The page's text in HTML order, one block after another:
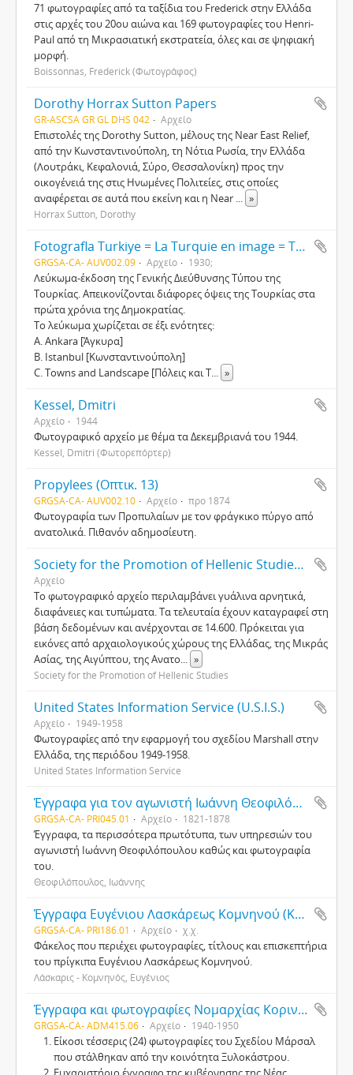
71 φωτογραφίες από τα ταξίδια του Frederick στην Ελλάδα
στις αρχές του 20ου αιώνα και 169 φωτογραφίες του Henri-
Paul από τη Μικρασιατική εκστρατεία, όλες και σε ψηφιακή
μορφή.
Boissonnas, Frederick (Φωτογράφος)
Dorothy Horrax Sutton Papers
GR-ASCSA GR GL DHS 042 Αρχείο
Επιστολές της Dorothy Sutton, μέλους της Near East Relief,
από την Κωνσταντινούπολη, τη Νότια Ρωσία, την Ελλάδα
(Λουτράκι, Κεφαλονιά, Σύρο, Θεσσαλονίκη) προς την
οικογένειά της στις Ηνωμένες Πολιτείες, στις οποίες
αναφέρεται σε αυτά που εκείνη και η Near ... »
Horrax Sutton, Dorothy
Fotografla Turkiye = La Turquie en image = Turkey in pictures = Die Turkei im Bild (Οπτικ. 12)
GRGSA-CA- AUV002.09 Αρχείο 1930;
Λεύκωμα-έκδοση της Γενικής Διεύθυνσης Τύπου της
Τουρκίας. Απεικονίζονται διάφορες όψεις της Τουρκίας στα
πρώτα χρόνια της Δημοκρατίας.
Το λεύκωμα χωρίζεται σε έξι ενότητες:
Α. Ankara [Άγκυρα]
B. Istanbul [Κωνσταντινούπολη]
C. Towns and Landscape [Πόλεις και Τ... »
Kessel, Dmitri
Αρχείο 1944
Φωτογραφικό αρχείο με θέμα τα Δεκεμβριανά του 1944.
Kessel, Dmitri (Φωτορεπόρτερ)
Propylees (Οπτικ. 13)
GRGSA-CA- AUV002.10 Αρχείο προ 1874
Φωτογραφία των Προπυλαίων με τον φράγκικο πύργο από
ανατολικά. Πιθανόν αδημοσίευτη.
Society for the Promotion of Hellenic Studies (Hellenic Society)
Αρχείο
Το φωτογραφικό αρχείο περιλαμβάνει γυάλινα αρνητικά,
διαφάνειες και τυπώματα. Τα τελευταία έχουν καταγραφεί στη
βάση δεδομένων και ανέρχονται σε 14.600. Πρόκειται για
εικόνες από αρχαιολογικούς χώρους της Ελλάδας, της Μικράς
Ασίας, της Αιγύπτου, της Ανατο... »
Society for the Promotion of Hellenic Studies
United States Information Service (U.S.I.S.)
Αρχείο 1949-1958
Φωτογραφίες από την εφαρμογή του σχεδίου Marshall στην
Ελλάδα, της περιόδου 1949-1958.
United States Information Service
Έγγραφα για τον αγωνιστή Ιωάννη Θεοφιλόπουλο (Κ8η)
GRGSA-CA- PRI045.01 Αρχείο 1821-1878
Έγγραφα, τα περισσότερα πρωτότυπα, των υπηρεσιών του
αγωνιστή Ιωάννη Θεοφιλόπουλου καθώς και φωτογραφία
του.
Θεοφιλόπουλος, Ιωάννης
Έγγραφα Ευγένιου Λασκάρεως Κομνηνού (Κ54δ)
GRGSA-CA- PRI186.01 Αρχείο χ.χ.
Φάκελος που περιέχει φωτογραφίες, τίτλους και επισκεπτήρια
του πρίγκιπα Ευγένιου Λασκάρεως Κομνηνού.
Λάσκαρις - Κομνηνός, Ευγένιος
Έγγραφα και φωτογραφίες Νομαρχίας Κορινθίας (Κ116δ)
GRGSA-CA- ADM415.06 Αρχείο 1940-1950
Είκοσι τέσσερις (24) φωτογραφίες του Σχεδίου Μάρσαλ
που στάλθηκαν από την κοινότητα Ξυλοκάστρου.